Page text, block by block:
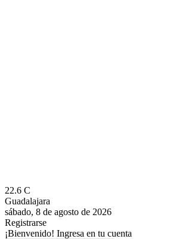
22.6 C
Guadalajara
sábado, 8 de agosto de 2026
Registrarse
¡Bienvenido! Ingresa en tu cuenta